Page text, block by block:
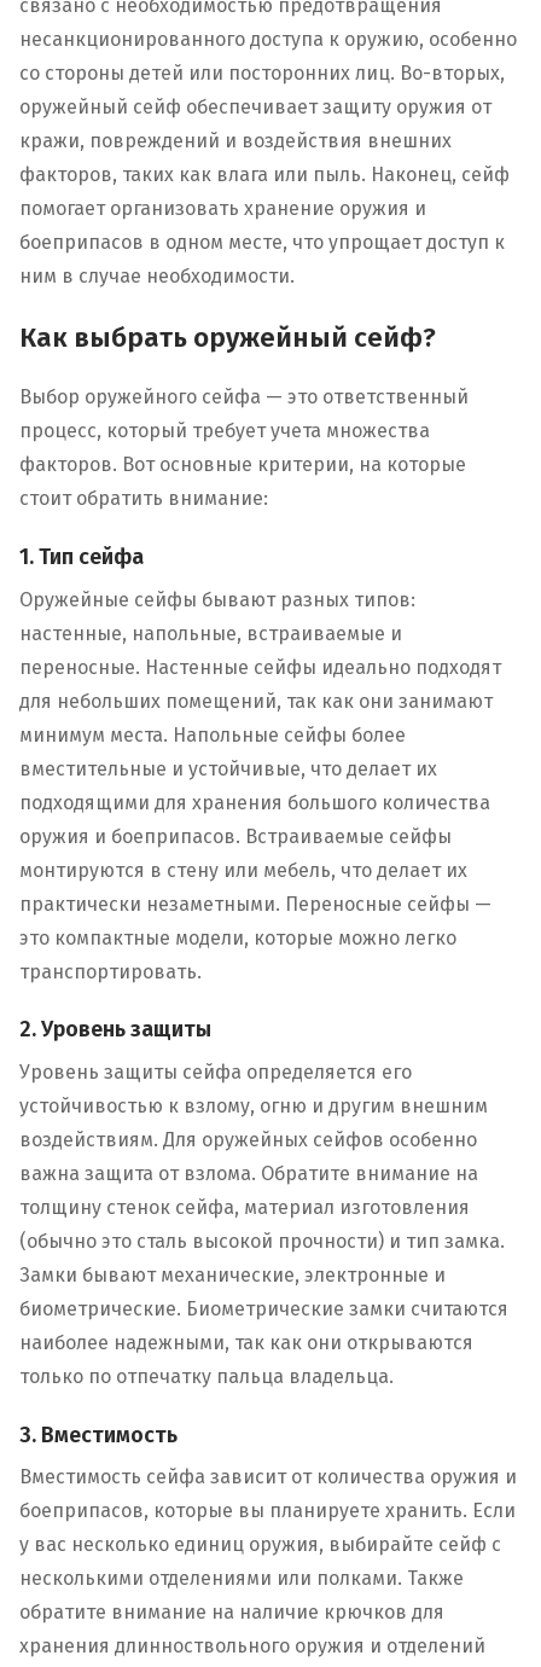
связано с необходимостью предотвращения
несанкционированного доступа к оружию, особенно
со стороны детей или посторонних лиц. Во-вторых,
оружейный сейф обеспечивает защиту оружия от
кражи, повреждений и воздействия внешних
факторов, таких как влага или пыль. Наконец, сейф
помогает организовать хранение оружия и
боеприпасов в одном месте, что упрощает доступ к
ним в случае необходимости.
Как выбрать оружейный сейф?
Выбор оружейного сейфа — это ответственный
процесс, который требует учета множества
факторов. Вот основные критерии, на которые
стоит обратить внимание:
1. Тип сейфа
Оружейные сейфы бывают разных типов:
настенные, напольные, встраиваемые и
переносные. Настенные сейфы идеально подходят
для небольших помещений, так как они занимают
минимум места. Напольные сейфы более
вместительные и устойчивые, что делает их
подходящими для хранения большого количества
оружия и боеприпасов. Встраиваемые сейфы
монтируются в стену или мебель, что делает их
практически незаметными. Переносные сейфы —
это компактные модели, которые можно легко
транспортировать.
2. Уровень защиты
Уровень защиты сейфа определяется его
устойчивостью к взлому, огню и другим внешним
воздействиям. Для оружейных сейфов особенно
важна защита от взлома. Обратите внимание на
толщину стенок сейфа, материал изготовления
(обычно это сталь высокой прочности) и тип замка.
Замки бывают механические, электронные и
биометрические. Биометрические замки считаются
наиболее надежными, так как они открываются
только по отпечатку пальца владельца.
3. Вместимость
Вместимость сейфа зависит от количества оружия и
боеприпасов, которые вы планируете хранить. Если
у вас несколько единиц оружия, выбирайте сейф с
несколькими отделениями или полками. Также
обратите внимание на наличие крючков для
хранения длинноствольного оружия и отделений